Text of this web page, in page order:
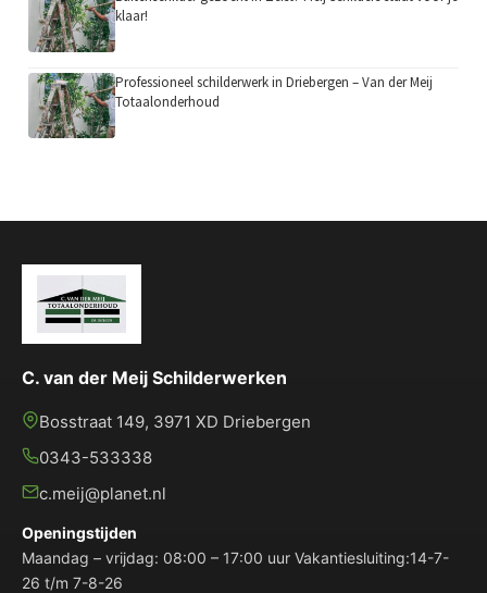
klaar!
Professioneel schilderwerk in Driebergen – Van der Meij
Totaalonderhoud
C. van der Meij Schilderwerken
Bosstraat 149, 3971 XD Driebergen
0343-533338
c.meij@planet.nl
Openingstijden
Maandag – vrijdag: 08:00 – 17:00 uur Vakantiesluiting:14-7-
26 t/m 7-8-26